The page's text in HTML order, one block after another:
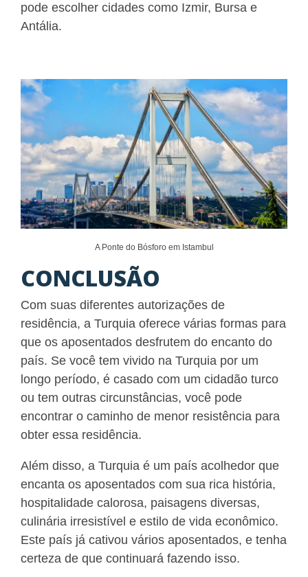
pode escolher cidades como Izmir, Bursa e
Antália.
A Ponte do Bósforo em Istambul
CONCLUSÃO
Com suas diferentes autorizações de
residência, a Turquia oferece várias formas para
que os aposentados desfrutem do encanto do
país. Se você tem vivido na Turquia por um
longo período, é casado com um cidadão turco
ou tem outras circunstâncias, você pode
encontrar o caminho de menor resistência para
obter essa residência.
Além disso, a Turquia é um país acolhedor que
encanta os aposentados com sua rica história,
hospitalidade calorosa, paisagens diversas,
culinária irresistível e estilo de vida econômico.
Este país já cativou vários aposentados, e tenha
certeza de que continuará fazendo isso.